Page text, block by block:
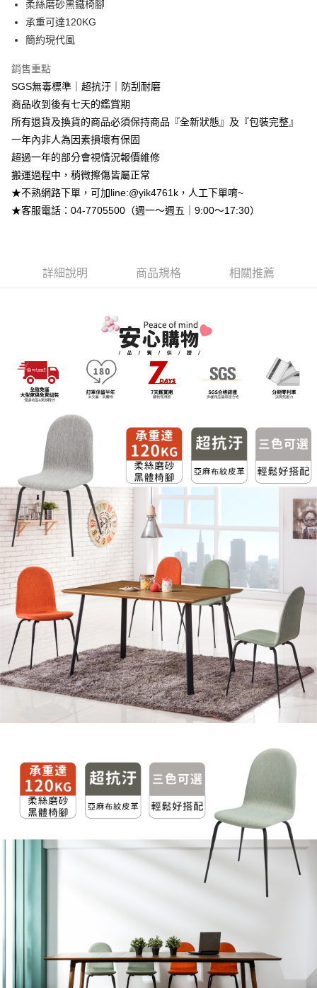
元大商業銀行
玉山商業銀行
台新國際商業銀行
聯邦商業銀行
元大商業銀行
玉山商業銀行
台灣樂天信用卡公司
悠遊付
Google Pay
大哥付你分期
相關說明
【大哥付你分期使用說明】
1.本服務由台灣大哥大提供，台灣大哥大用戶可立即使用無須另外申請。
2.付款方式選擇「大哥付你分期」，訂單成立後會自動跳轉到大哥付的交易
流程，驗證手機門號後，選擇欲分期的期數、繳款截止日，確認付款後即完
成交易。
4.訂單成立30分鐘內，如未前往確認交易或遇審核未通過，訂單將自動取
消。如遇「轉專審核」未通過狀況，表示未達大哥付你分期系統評分，恕無
2.透過簡訊連結打開帳單後，可選擇「超商條碼／台灣大直營門市／銀行轉
1.本服務係由「台灣大哥大股份有限公司」（以下簡稱本公司）所提供，讓
用戶於交易時，得透過本服務購買商品或服務，並由商店將買賣／分期付款
買賣價金債權讓與本公司後，依約使用本公司帳單繳交帳款。
2.基於同意付款使用「大哥付你分期」之契約關係目的，商店將以您的個人
資料（包含姓名、電話或地址）提供予台灣大哥大進項蒐集、處理及利用，
由本公司與您本人進行分期帳單所需資料之確認、核對及更正。
3.完整用戶服務條款，請詳閱以下連結：https://oppay.tw/userRule
【關於「AFTEE先享後付」】
AFTEE先享後付是「在收到商品之後才付款」的支付方式。 讓您購物簡單
便利好安心！
２．便利：只要手機號碼，簡訊認證，即可結帳。
１．於結帳方式選擇「AFTEE先享後付」後，將跳轉至「AFTEE先享後付」
結帳頁面，進行簡訊認證並確認金額後，即可完成結帳。
ATM／網路銀行／等多元方式進行付款，方視為交易完成。
※ 請注意：結帳手續完成當下不需立刻繳費，但若您需要取消訂單，請聯絡
購買商品的店家。未經商家同意取消之訂單仍視為有效，需透過AFTEE先享
※ 交易是否成功請以「AFTEE先享後付 」之結帳頁面顯示為準，若有關於
是否繳費成功／繳費後需取消欲退款等相關疑問，請聯繫「AFTEE先享後付
客戶支援中心」
https://netprotections.freshdesk.com/support/home
【注意事項】
１．透過由恩沛科技股份有限公司提供之「AFTEE先享後付」服務完成之交
易，需依本服務之必要範圍內提供個人資料，並將交易相關給付款項請求債
權轉讓予恩沛科技股份有限公司。
２．關於個人資料處理事宜，請瀏覽以下網址：
https://aftee.tw/terms/#terms3
３．未成年的使用者請事先徵得法定代理人或監護人之同意方可使用
「AFTEE先享後付」，若未經同意申辦者引起之損失，本公司不負相關責
任。
４．使用「AFTEE先享後付」時，將依據個別帳號之用戶狀況，依本公司即
時審查核予不同之上限額度；若仍有額度不足之情形，本公司將視審查結果
請求用戶進行身份認證。
５．嚴禁一人註冊多個帳號或使用他人資訊註冊。若發現惡意使用之情形，
恩沛科技股份有限公司將有權停止該用戶之使用額度並採取法律行動。
ATM付款
運送方式
柔絲磨砂黑鐵椅腳
承重可達120KG
簡約現代風
銷售重點
SGS無毒標準｜超抗汙｜防刮耐磨
商品收到後有七天的鑑賞期
所有退貨及換貨的商品必須保持商品『全新狀態』及『包裝完整』
一年內非人為因素損壞有保固
超過一年的部分會視情況報價維修
搬運過程中，稍微擦傷皆屬正常
★不熟網路下單，可加line:@yik4761k，人工下單唷~
★客服電話：04-7705500（週一～週五｜9:00～17:30）
詳細說明 商品規格 相關推薦